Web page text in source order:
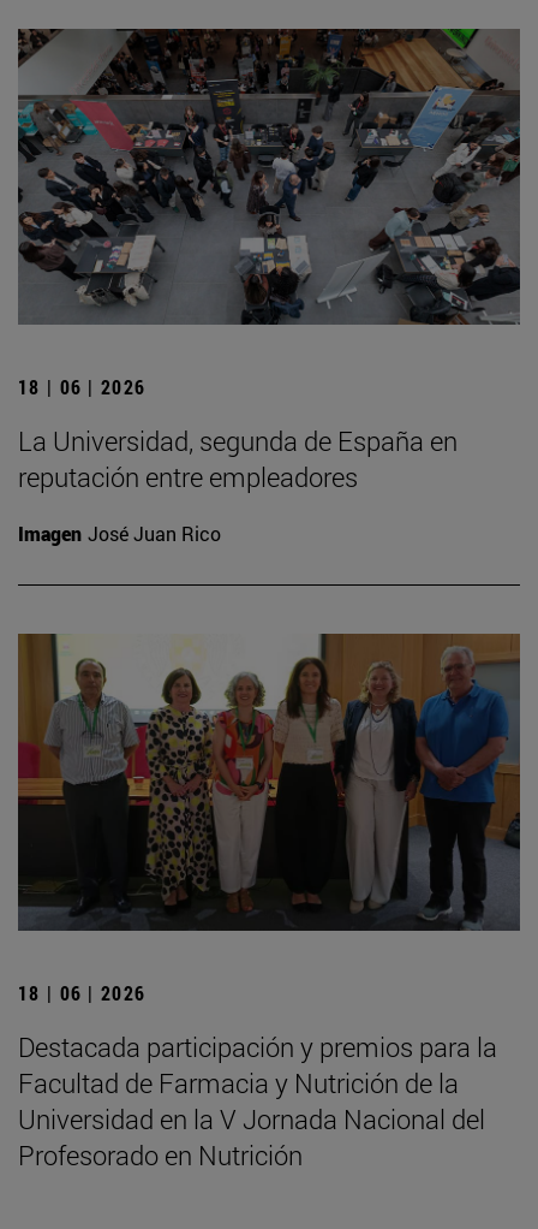
18 | 06 | 2026
La Universidad, segunda de España en
reputación entre empleadores
Imagen José Juan Rico
18 | 06 | 2026
Destacada participación y premios para la
Facultad de Farmacia y Nutrición de la
Universidad en la V Jornada Nacional del
Profesorado en Nutrición